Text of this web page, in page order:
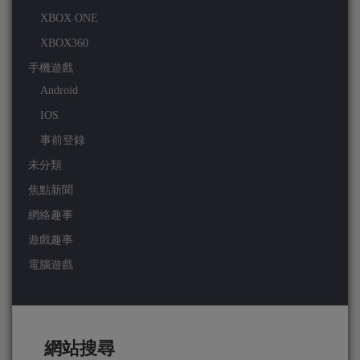
XBOX ONE
XBOX360
手機遊戲
Android
IOS
事前登錄
未分類
焦點新聞
網絡趣事
遊戲趣事
電腦遊戲
網站搜尋